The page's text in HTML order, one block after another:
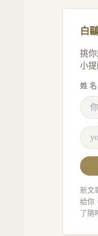
白
挑
小提
姓
新文
給你
了隨